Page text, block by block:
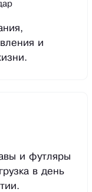
и
и футляры
в день